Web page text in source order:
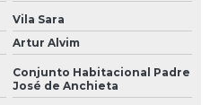
Vila Sara
Artur Alvim
Conjunto Habitacional Padre
José de Anchieta